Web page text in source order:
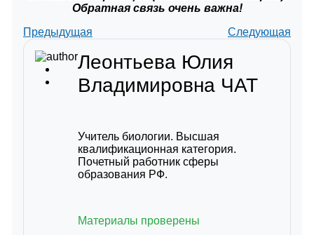
Обратная связь очень важна!
Предыдущая
Следующая
Леонтьева Юлия
Владимировна ЧАТ
Учитель биологии. Высшая
квалификационная категория.
Почетный работник сферы
образования РФ.
Материалы проверены